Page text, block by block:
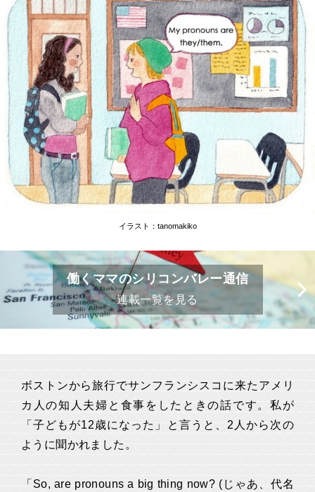
イラスト：tanomakiko
働くママのシリコンバレー通信
連載一覧を見る
ボストンから旅行でサンフランシスコに来たアメリ
カ人の知人夫婦と食事をしたときの話です。私が
「子どもが12歳になった」と言うと、2人から次の
ように聞かれました。
「So, are pronouns a big thing now? (じゃあ、代名